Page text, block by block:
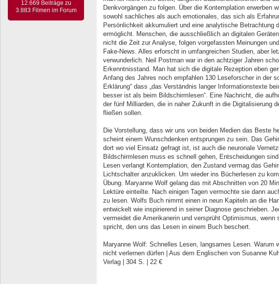
12.669 Beiträge zu
3.883 Filmen im Forum
Denkvorgängen zu folgen. Über die Kontemplation erwerben
sowohl sachliches als auch emotionales, das sich als
Persönlichkeit akkumuliert und eine analytische Betrachtung
ermöglicht. Menschen, die ausschließlich an digitalen
nicht die Zeit zur Analyse, folgen vorgefassten Meinungen
Fake-News. Alles erforscht in umfangreichen Studien, aber
verwunderlich. Neil Postman war in den achtziger Jahren
Erkenntnisstand. Man hat sich die digitale Rezeption eben
Anfang des Jahres noch empfahlen 130 Leseforscher in der
Erklärung“ dass „das Verständnis langer Informationstexte
besser ist als beim Bildschirmlesen“. Eine Nachricht, die
der fünf Milliarden, die in naher Zukunft in die Digitalisierung
fließen sollen.
Die Vorstellung, dass wir uns von beiden Medien das Beste
scheint einem Wunschdenken entsprungen zu sein. Das
dort wo viel Einsatz gefragt ist, ist auch die neuronale
Bildschirmlesen muss es schnell gehen, Entscheidungen
Lesen verlangt Kontemplation, den Zustand vermag das
Lichtschalter anzuklicken. Um wieder ins Bücherlesen zu
Übung. Maryanne Wolf gelang das mit Abschnitten von 20
Lektüre einteilte. Nach einigen Tagen vermochte sie dann
zu lesen. Wolfs Buch nimmt einen in neun Kapiteln an die
entwickelt wie inspirierend in seiner Diagnose geschrieben.
vermeidet die Amerikanerin und versprüht Optimismus, wenn
spricht, den uns das Lesen in einem Buch beschert.
Maryanne Wolf: Schnelles Lesen, langsames Lesen. Warum
nicht verlernen dürfen | Aus dem Englischen von Susanne
Verlag | 304 S. | 22 €